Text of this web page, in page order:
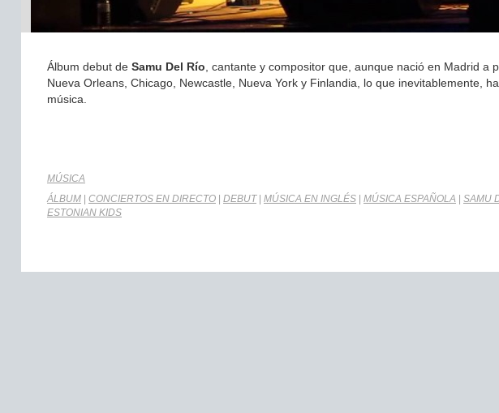
Álbum debut de Samu Del Río , cantante y compositor que, aunque nació en Madrid
Nueva Orleans, Chicago, Newcastle, Nueva York y Finlandia, lo que inevitablemente,
música.
MÚSICA
ÁLBUM
CONCIERTOS EN DIRECTO DEBUT| MÚSICA EN INGLÉS MÚSICA ESPAÑOLA SAMU
ESTONIAN KIDS